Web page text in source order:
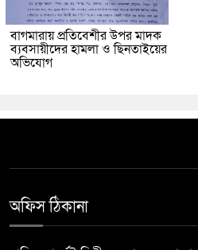
বাগমারায় প্রতিবেশীর উপর মাদক
ব্যবসায়ীদের হামলা ও ছিনতাইয়ের
অভিযোগ
অফিস ঠিকানা